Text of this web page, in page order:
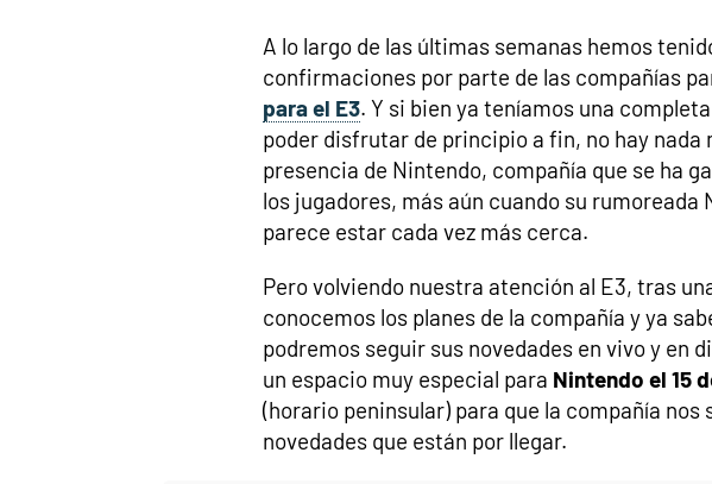
A lo largo de las últimas semanas hemos
confirmaciones por parte de las compañías
para el E3. Y si bien ya teníamos una
poder disfrutar de principio a fin, no hay nada
presencia de Nintendo, compañía que se ha
los jugadores, más aún cuando su rumoreada
parece estar cada vez más cerca.
Pero volviendo nuestra atención al E3, tras
conocemos los planes de la compañía y ya
podremos seguir sus novedades en vivo y en
un espacio muy especial para Nintendo el 15
(horario peninsular) para que la compañía nos
novedades que están por llegar.